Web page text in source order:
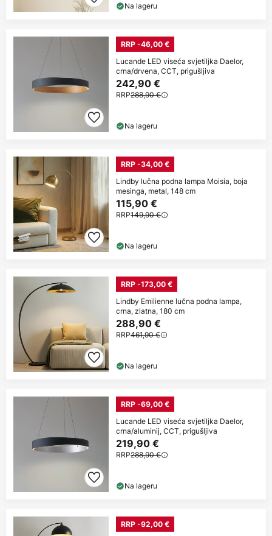
Na lageru
RRP -46,00 €
Lucande LED viseća svjetiljka Daelor,
crna/drvena, CCT, prigušljiva
242,90 €
RRP288,90 €
Na lageru
RRP -34,00 €
Lindby lučna podna lampa Moisia, boja
mesinga, metal, 148 cm
115,90 €
RRP149,90 €
Na lageru
RRP -173,00 €
Lindby Emilienne lučna podna lampa,
crna, zlatna, 180 cm
288,90 €
RRP461,90 €
Na lageru
RRP -69,00 €
Lucande LED viseća svjetiljka Daelor,
crna/aluminij, CCT, prigušljiva
219,90 €
RRP288,90 €
Na lageru
RRP -92,00 €